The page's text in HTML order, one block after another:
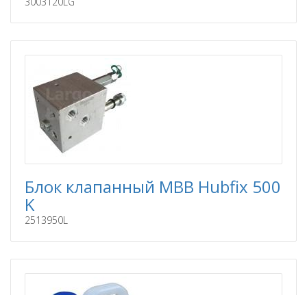
Блок клапанный MBB Hubfix 500
K
2513950L